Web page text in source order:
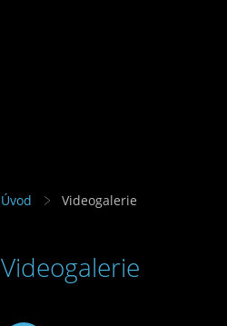
Úvod Videogalerie
Videogalerie